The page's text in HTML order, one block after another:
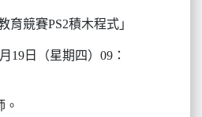
育競賽PS2積木程式」
19日（星期四）09：